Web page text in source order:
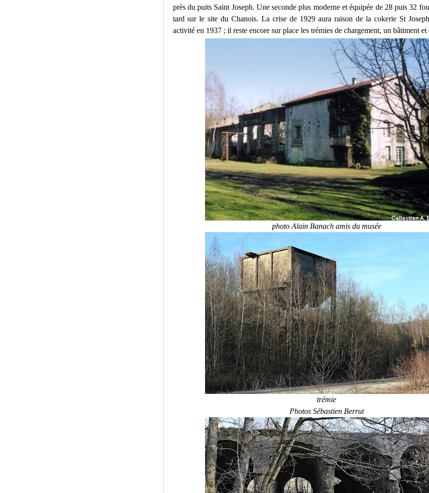
près du puits Saint Joseph. Une seconde plus moderne et équipée de 28 puis 32
tard sur le site du Chanois. La crise de 1929 aura raison de la cokerie St
activité en 1937 ; il reste encore sur place les trémies de chargement, un bâtiment et
photo Alain Banach amis du musée
trémie
Photos Sébastien Berrut